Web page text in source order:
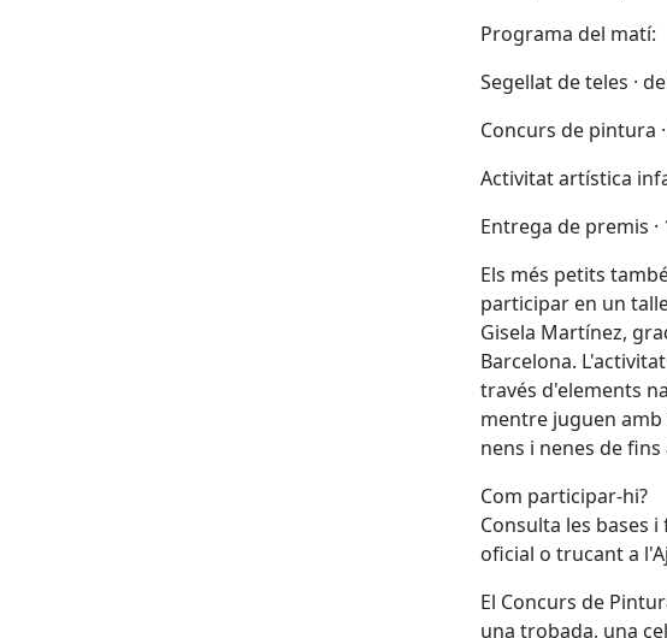
Programa del matí:
Segellat de teles ·
Concurs de pintura
Activitat artística
Entrega de premis ·
Els més petits
participar en un
Gisela Martínez,
Barcelona.
través d'elements
mentre juguen
nens i nenes de
Com participar-hi?
Consulta les bases
oficial o trucant a
El Concurs de
una trobada, una